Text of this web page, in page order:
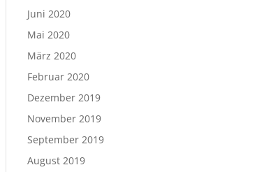
Juni 2020
Mai 2020
März 2020
Februar 2020
Dezember 2019
November 2019
September 2019
August 2019